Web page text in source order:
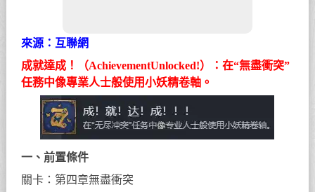
來源：互聯網
成就達成！（AchievementUnlocked!）：在“無盡衝突”
任務中像專業人士般使用小妖精卷軸。
一、前置條件
關卡：第四章無盡衝突